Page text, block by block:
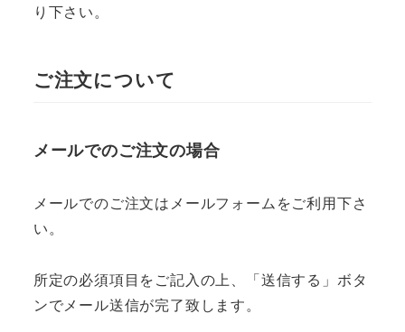
り下さい。
ご注文について
メールでのご注文の場合
メールでのご注文はメールフォームをご利用下さ
い。
所定の必須項目をご記入の上、「送信する」ボタ
ンでメール送信が完了致します。